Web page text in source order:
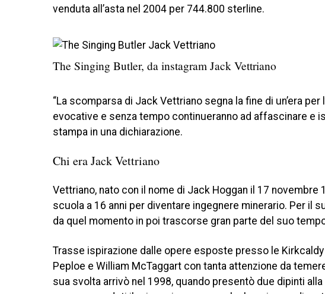
venduta all’asta nel 2004 per 744.800 sterline.
The Singing Butler, da instagram Jack Vettriano
“La scomparsa di Jack Vettriano segna la fine di un’era
evocative e senza tempo continueranno ad affascinare e
stampa in una dichiarazione.
Chi era Jack Vettriano
Vettriano, nato con il nome di Jack Hoggan il 17
scuola a 16 anni per diventare ingegnere minerario. Per il
da quel momento in poi trascorse gran parte del suo
Trasse ispirazione dalle opere esposte presso le
Peploe e William McTaggart con tanta attenzione da
sua svolta arrivò nel 1998, quando presentò due dipinti